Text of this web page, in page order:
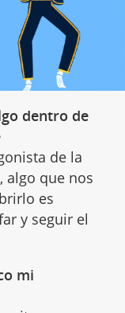
dentro de
de la
algo que nos
es
y seguir el
mi